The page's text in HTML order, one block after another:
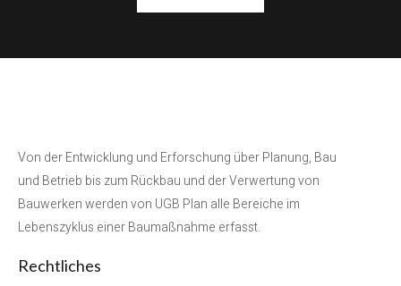
Von der Entwicklung und Erforschung über Planung, Bau
und Betrieb bis zum Rückbau und der Verwertung von
Bauwerken werden von UGB Plan alle Bereiche im
Lebenszyklus einer Baumaßnahme erfasst.
Rechtliches